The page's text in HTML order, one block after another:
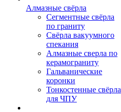
Алмазные свёрла
Сегментные свёрла
по граниту
Свёрла вакуумного
спекания
Алмазные сверла по
керамограниту
Гальванические
коронки
Тонкостенные свёрла
для ЧПУ